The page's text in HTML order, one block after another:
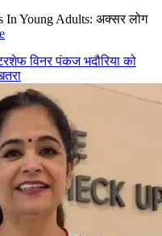
In Young Adults: अक्सर लोग
विनर पंकज भदौरिया को